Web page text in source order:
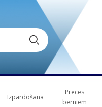
Izpārdošana
Preces
bērniem